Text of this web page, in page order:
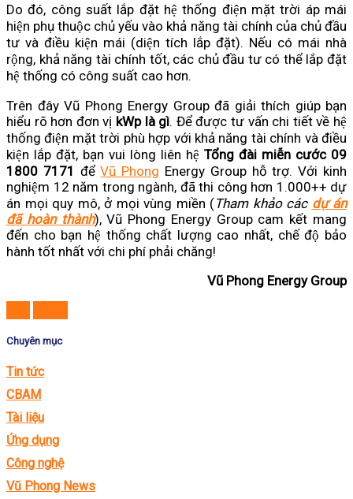
Do đó, công suất lắp đặt hệ thống điện mặt trời áp mái
hiện phụ thuộc chủ yếu vào khả năng tài chính của chủ đầu
tư và điều kiện mái (diện tích lắp đặt). Nếu có mái nhà
rộng, khả năng tài chính tốt, các chủ đầu tư có thể lắp đặt
hệ thống có công suất cao hơn.
Trên đây Vũ Phong Energy Group đã giải thích giúp bạn
hiểu rõ hơn đơn vị kWp là gì. Để được tư vấn chi tiết về hệ
thống điện mặt trời phù hợp với khả năng tài chính và điều
kiện lắp đặt, bạn vui lòng liên hệ Tổng đài miễn cước 09
1800 7171 đểVũ Phong Energy Group hỗ trợ. Với kinh
nghiệm 12 năm trong ngành, đã thi công hơn 1.000++ dự
án mọi quy mô, ở mọi vùng miền (Tham khảo các dự án
đã hoàn thành), Vũ Phong Energy Group cam kết mang
đến cho bạn hệ thống chất lượng cao nhất, chế độ bảo
hành tốt nhất với chi phí phải chăng!
Vũ Phong Energy Group
Chuyên mục
Tin tức
CBAM
Tài liệu
Ứng dụng
Công nghệ
Vũ Phong News